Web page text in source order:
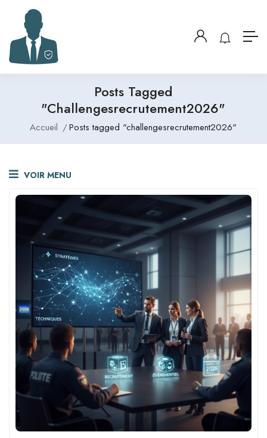
Posts Tagged
"challengesrecrutement2026"
Accueil Posts tagged "challengesrecrutement2026"
VOIR MENU